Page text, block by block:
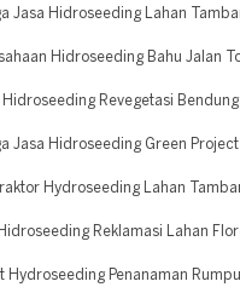
Jasa Hidroseeding Lahan
Hidroseeding Bahu Jalan
Revegetasi
Jasa Hidroseeding Green
Hydroseeding Lahan
Reklamasi Lahan
Hydroseeding Penanaman